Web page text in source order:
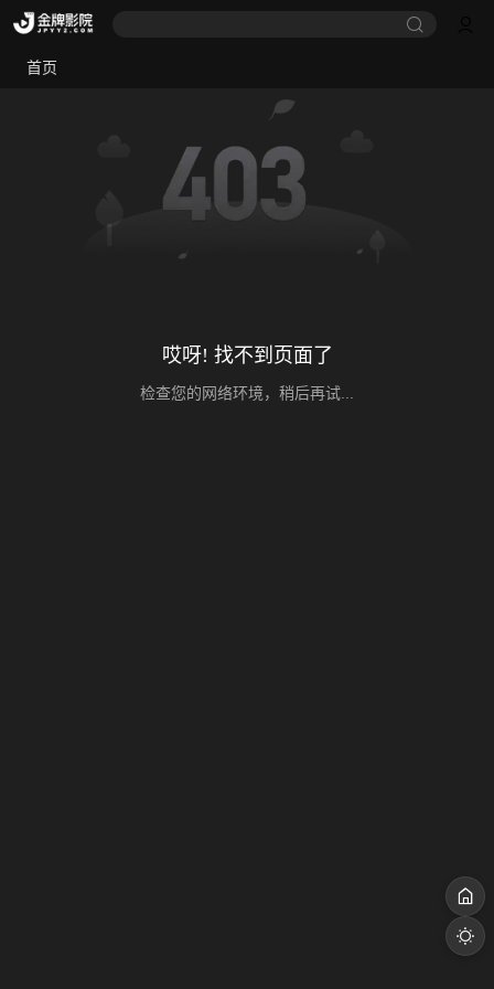
首页
哎呀! 找不到页面了
检查您的网络环境，稍后再试...